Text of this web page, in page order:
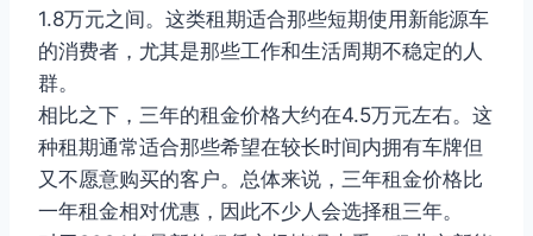
1.8万元之间。这类租期适合那些短期使用新能源车
的消费者，尤其是那些工作和生活周期不稳定的人
群。
相比之下，三年的租金价格大约在4.5万元左右。这
种租期通常适合那些希望在较长时间内拥有车牌但
又不愿意购买的客户。总体来说，三年租金价格比
一年租金相对优惠，因此不少人会选择租三年。